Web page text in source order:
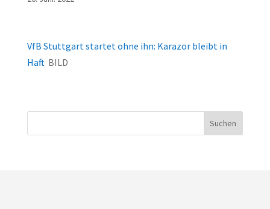
VfB Stuttgart startet ohne ihn: Karazor bleibt in
Haft BILD
Suchen